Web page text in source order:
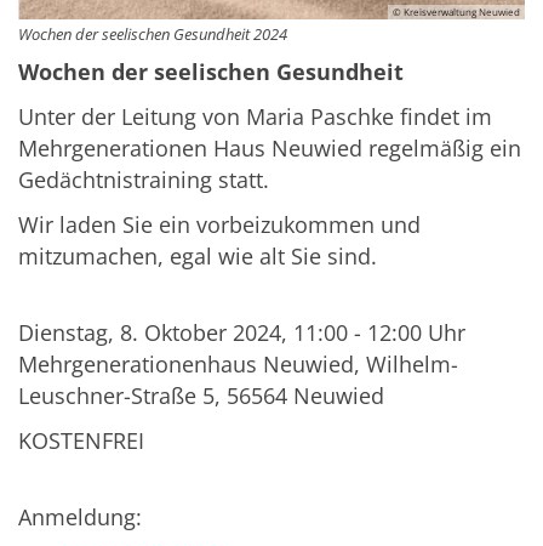
© Kreisverwaltung Neuwied
Wochen der seelischen Gesundheit 2024
Wochen der seelischen Gesundheit
Unter der Leitung von Maria Paschke findet im
Mehrgenerationen Haus Neuwied regelmäßig ein
Gedächtnistraining statt.
Wir laden Sie ein vorbeizukommen und
mitzumachen, egal wie alt Sie sind.
Dienstag, 8. Oktober 2024, 11:00 - 12:00 Uhr
Mehrgenerationenhaus Neuwied, Wilhelm-
Leuschner-Straße 5, 56564 Neuwied
KOSTENFREI
Anmeldung: